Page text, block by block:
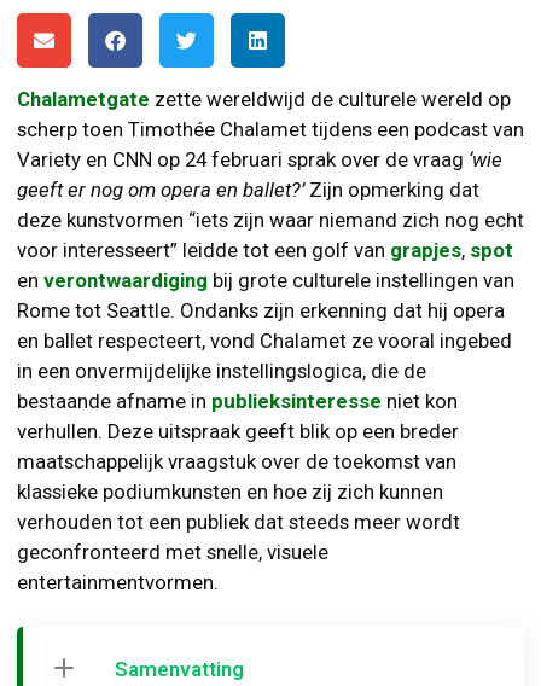
Chalametgate zette wereldwijd de culturele wereld op
scherp toen Timothée Chalamet tijdens een podcast van
Variety en CNN op 24 februari sprak over de vraag ‘wie
geeft er nog om opera en ballet?’Zijn opmerking dat
deze kunstvormen “iets zijn waar niemand zich nog echt
voor interesseert” leidde tot een golf van grapjes, spot
en verontwaardiging bij grote culturele instellingen van
Rome tot Seattle. Ondanks zijn erkenning dat hij opera
en ballet respecteert, vond Chalamet ze vooral ingebed
in een onvermijdelijke instellingslogica, die de
bestaande afname in publieksinteresse niet kon
verhullen. Deze uitspraak geeft blik op een breder
maatschappelijk vraagstuk over de toekomst van
klassieke podiumkunsten en hoe zij zich kunnen
verhouden tot een publiek dat steeds meer wordt
geconfronteerd met snelle, visuele
entertainmentvormen.
Samenvatting